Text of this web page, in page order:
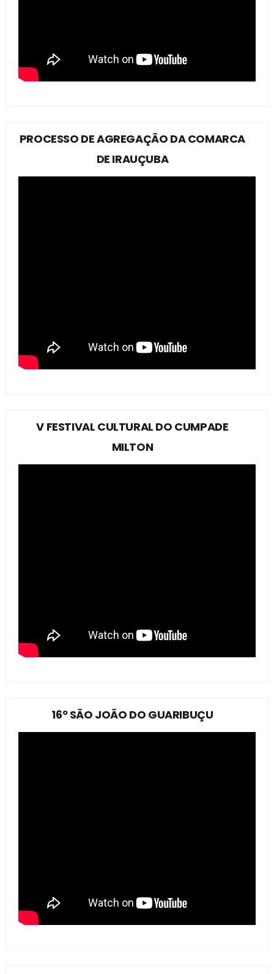
PROCESSO DE AGREGAÇÃO DA COMARCA
DE IRAUÇUBA
V FESTIVAL CULTURAL DO CUMPADE
MILTON
16º SÃO JOÃO DO GUARIBUÇU